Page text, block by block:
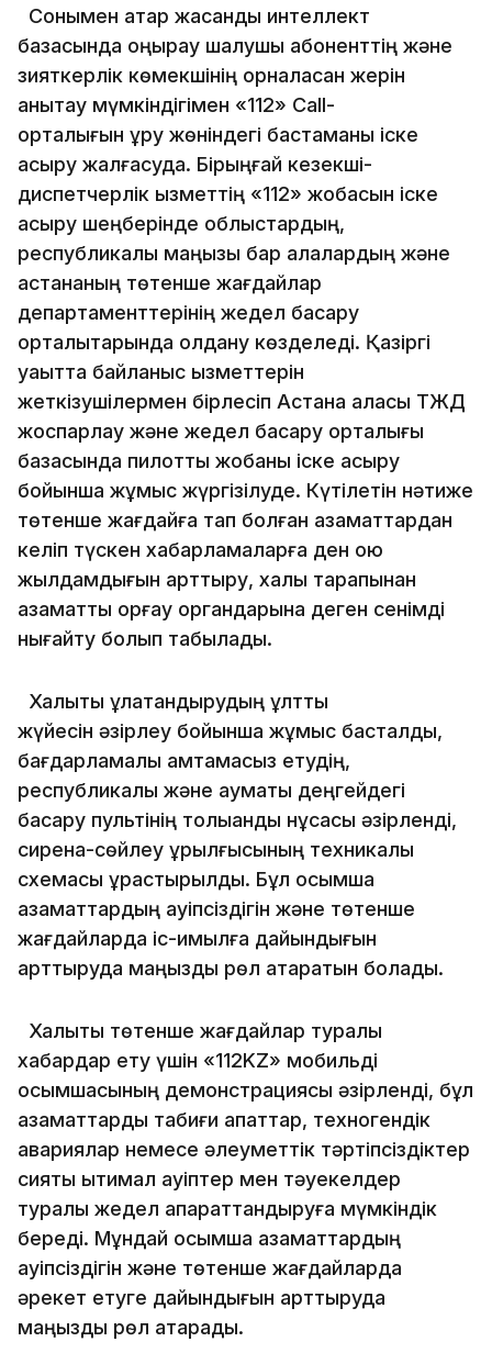
Сонымен қатар жасанды интеллект
базасында қоңырау шалушы абоненттің және
зияткерлік көмекшінің орналасқан жерін
анықтау мүмкіндігімен «112» Call-
орталығын құру жөніндегі бастаманы іске
асыру жалғасуда. Бірыңғай кезекші-
диспетчерлік қызметтің «112» жобасын іске
асыру шеңберінде облыстардың,
республикалық маңызы бар қалалардың және
астананың төтенше жағдайлар
департаменттерінің жедел басқару
орталықтарында қолдану көзделеді. Қазіргі
уақытта байланыс қызметтерін
жеткізушілермен бірлесіп Астана қаласы ТЖД
жоспарлау және жедел басқару орталығы
базасында пилоттық жобаны іске асыру
бойынша жұмыс жүргізілуде. Күтілетін нәтиже
төтенше жағдайға тап болған азаматтардан
келіп түскен хабарламаларға ден қою
жылдамдығын арттыру, халық тарапынан
азаматтық қорғау органдарына деген сенімді
нығайту болып табылады.
Халықты құлақтандырудың ұлттық
жүйесін әзірлеу бойынша жұмыс басталды,
бағдарламалық қамтамасыз етудің,
республикалық және аумақтық деңгейдегі
басқару пультінің толыққанды нұсқасы әзірленді,
сирена-сөйлеу құрылғысының техникалық
схемасы құрастырылды. Бұл қосымша
азаматтардың қауіпсіздігін және төтенше
жағдайларда іс-қимылға дайындығын
арттыруда маңызды рөл атқаратын болады.
Халықты төтенше жағдайлар туралы
хабардар ету үшін «112KZ» мобильді
қосымшасының демонстрациясы әзірленді, бұл
азаматтарды табиғи апаттар, техногендік
авариялар немесе әлеуметтік тәртіпсіздіктер
сияқты ықтимал қауіптер мен тәуекелдер
туралы жедел ақпараттандыруға мүмкіндік
береді. Мұндай қосымша азаматтардың
қауіпсіздігін және төтенше жағдайларда
әрекет етуге дайындығын арттыруда
маңызды рөл атқарады.